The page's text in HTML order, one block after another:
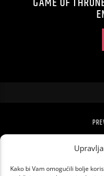
Kako bi Vam omogućili bolje
BRIT AWARDS